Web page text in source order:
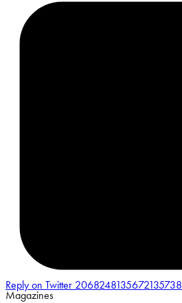
Reply on Twitter 2068248135672135738
Magazines